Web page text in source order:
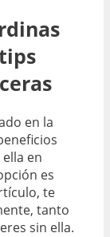
en la
en
es
te
tanto
sin ella.